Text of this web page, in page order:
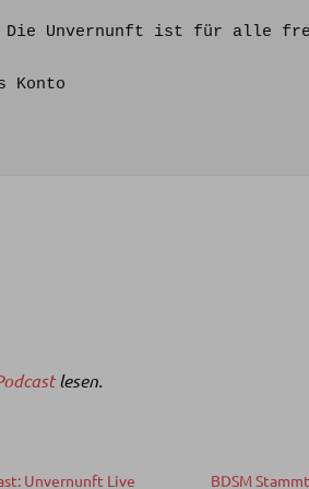
Unvernunft ist für alle
Konto
lesen.
Unvernunft Live BDSM